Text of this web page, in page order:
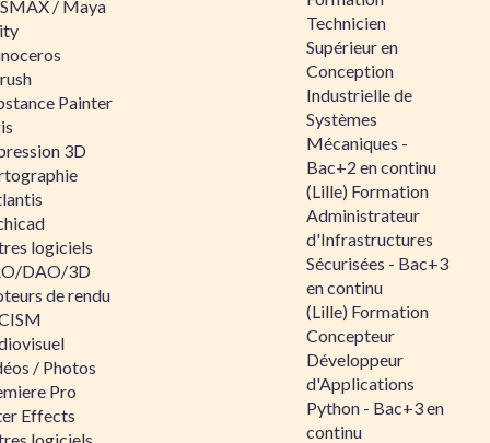
/ Maya
Painter
3D
logiciels
DAO/3D
de rendu
/ Photos
Pro
Effects
Technicien
Supérieur en
Conception
Industrielle de
Systèmes
Mécaniques -
Bac+2 en continu
(Lille) Formation
Administrateur
d'Infrastructures
Sécurisées - Bac+3
en continu
(Lille) Formation
Concepteur
Développeur
d'Applications
Python - Bac+3 en
continu